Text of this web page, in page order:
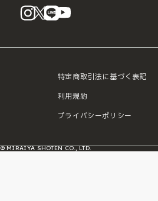
instagram
X LINE
特定商取引法に基づく表記
利用規約
プライバシーポリシー
© MIRAIYA SHOTEN CO., LTD.